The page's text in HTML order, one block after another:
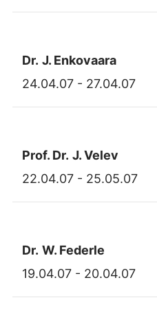
Dr. J. Enkovaara
24.04.07 - 27.04.07
Prof. Dr. J. Velev
22.04.07 - 25.05.07
Dr. W. Federle
19.04.07 - 20.04.07